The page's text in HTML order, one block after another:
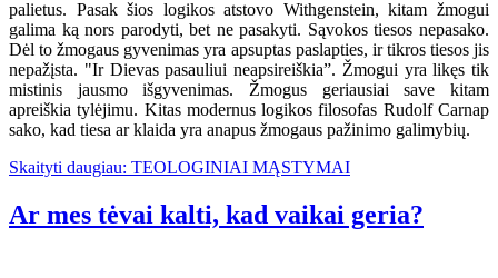
palietus. Pasak šios logikos atstovo Withgenstein, kitam žmogui
galima ką nors parodyti, bet ne pasakyti. Sąvokos tiesos nepasako.
Dėl to žmogaus gyvenimas yra apsuptas paslapties, ir tikros tiesos jis
nepažįsta. "Ir Dievas pasauliui neapsireiškia”. Žmogui yra likęs tik
mistinis jausmo išgyvenimas. Žmogus geriausiai save kitam
apreiškia tylėjimu. Kitas modernus logikos filosofas Rudolf Carnap
sako, kad tiesa ar klaida yra anapus žmogaus pažinimo galimybių.
Skaityti daugiau: TEOLOGINIAI MĄSTYMAI
Ar mes tėvai kalti, kad vaikai geria?